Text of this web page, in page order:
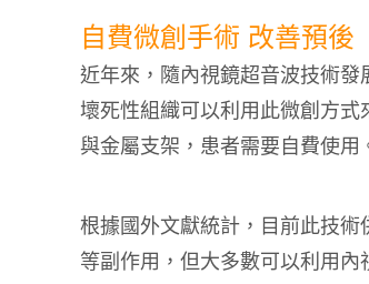
自費微創手術 改善預後
近年來，隨內視鏡超音波技術
壞死性組織可以利用此微創方
與金屬支架，患者需要自費使用
根據國外文獻統計，目前此技
等副作用，但大多數可以利用內